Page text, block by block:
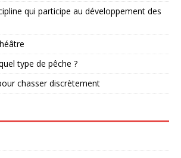
qui participe au développement des
type de pêche ?
chasser discrètement